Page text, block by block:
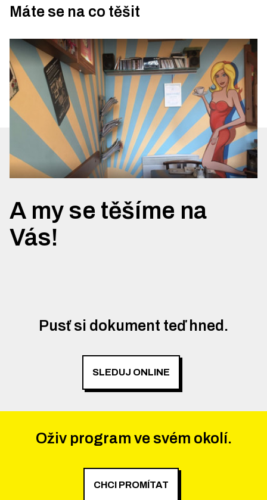
Máte se na co těšit
A my se těšíme na
Vás!
Pusť si dokument teď hned.
SLEDUJ ONLINE
Oživ program ve svém okolí.
CHCI PROMÍTAT